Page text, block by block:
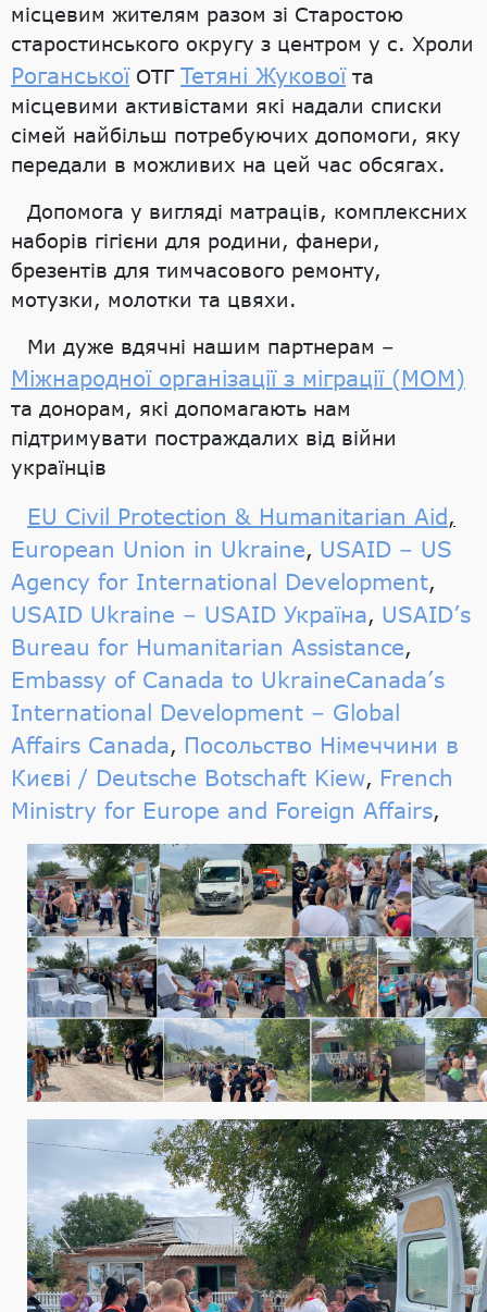
місцевим жителям разом зі Старостою
старостинського округу з центром у с. Хроли
РоганськоїОТГ Тетяні Жуковоїта
місцевими активістами які надали списки
сімей найбільш потребуючих допомоги, яку
передали в можливих на цей час обсягах.
Допомога у вигляді матраців, комплексних
наборів гігієни для родини, фанери,
брезентів для тимчасового ремонту,
мотузки, молотки та цвяхи.
Ми дуже вдячні нашим партнерам –
Міжнародної організації з міграції (МОМ)
та донорам, які допомагають нам
підтримувати постраждалих від війни
українців
EU Civil Protection & Humanitarian Aid,
European Union in Ukraine, USAID – US
Agency for International Development,
USAID Ukraine – USAID Україна, USAID’s
Bureau for Humanitarian Assistance,
Embassy of Canada to UkraineCanada’s
International Development – Global
Affairs Canada, Посольство Німеччини в
Києві / Deutsche Botschaft Kiew, French
Ministry for Europe and Foreign Affairs,